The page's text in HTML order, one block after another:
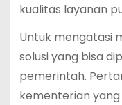
kualitas layanan
Untuk mengatasi
solusi yang bisa
pemerintah.
kementerian